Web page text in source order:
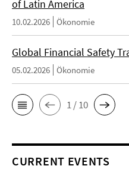
of Latin America
10.02.2026 Ökonomie
Global Financial Safety
05.02.2026 Ökonomie
1 / 10
CURRENT EVENTS